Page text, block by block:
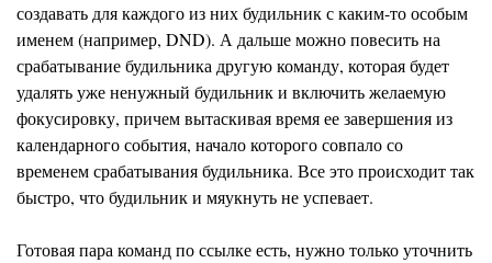
создавать для каждого из них будильник с каким-то особым
именем (например, DND). А дальше можно повесить на
срабатывание будильника другую команду, которая будет
удалять уже ненужный будильник и включить желаемую
фокусировку, причем вытаскивая время ее завершения из
календарного события, начало которого совпало со
временем срабатывания будильника. Все это происходит так
быстро, что будильник и мяукнуть не успевает.
Готовая пара команд по ссылке есть, нужно только уточнить